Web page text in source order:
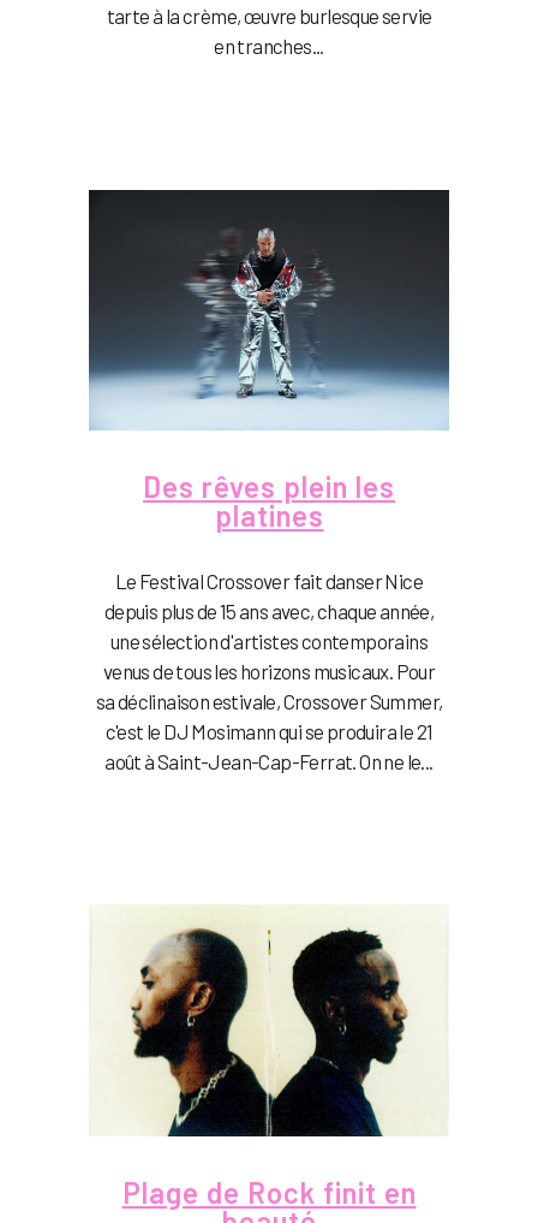
tarte à la crème, œuvre burlesque servie
en tranches...
Des rêves plein les
platines
Le Festival Crossover fait danser Nice
depuis plus de 15 ans avec, chaque année,
une sélection d'artistes contemporains
venus de tous les horizons musicaux. Pour
sa déclinaison estivale, Crossover Summer,
c'est le DJ Mosimann qui se produira le 21
août à Saint-Jean-Cap-Ferrat. On ne le...
Plage de Rock finit en